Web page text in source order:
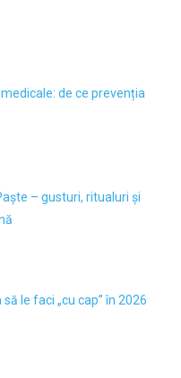
de ce prevenția
– gusturi, ritualuri și
le faci „cu cap” în 2026